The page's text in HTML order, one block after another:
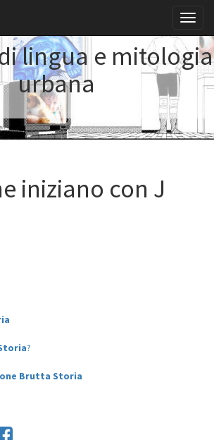
lingua e mitologia
urbana
iniziano con J
?
Brutta Storia